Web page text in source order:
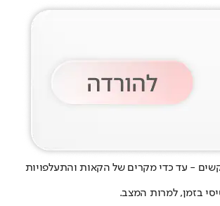
קשים - עד כדי מקרים של הקאות והתעלפויות
בזמן, למרות המצב.